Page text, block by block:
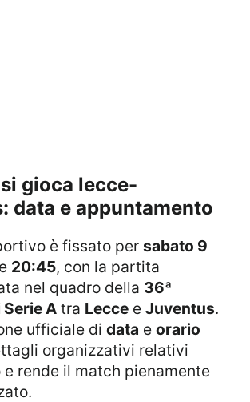
data e appuntamento
è fissato persabato 9
20:45, con la partita
nel quadro della 36ª
A tra Lecce eJuventus.
ufficiale didata eorario
organizzativi relativi
e rende il match pienamente